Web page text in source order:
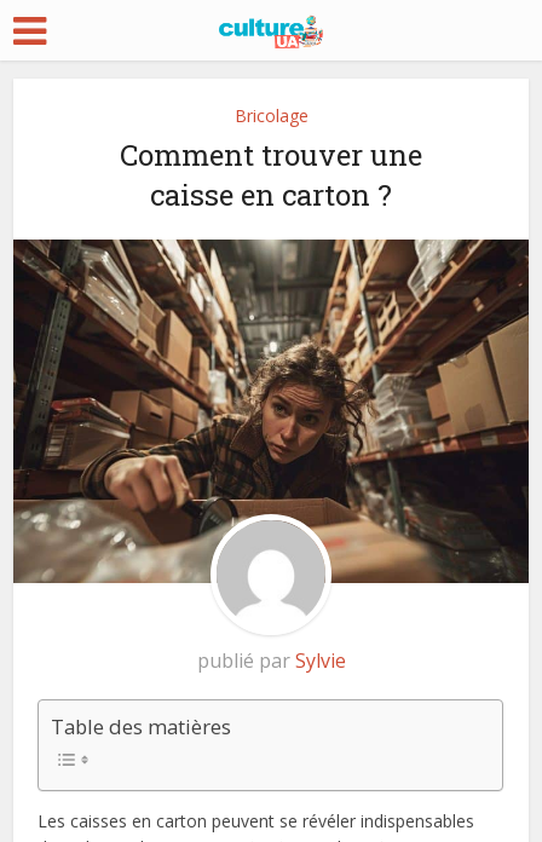
Bricolage
Comment trouver une
caisse en carton ?
publié parSylvie
Table des matières
Les caisses en carton peuvent se révéler indispensables